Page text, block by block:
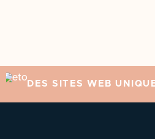
DES SITES WEB